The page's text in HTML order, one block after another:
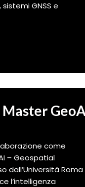
GNSS e
come
– Geospatial
dall’Università Roma
l’intelligenza